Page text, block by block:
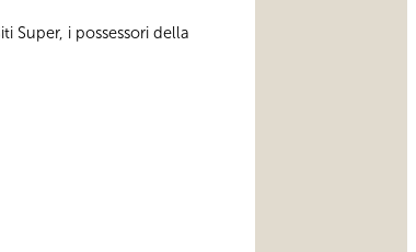
Super, i possessori della